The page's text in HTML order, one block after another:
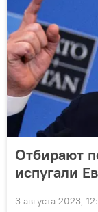
Отбирают
испугали
3 августа 2023,